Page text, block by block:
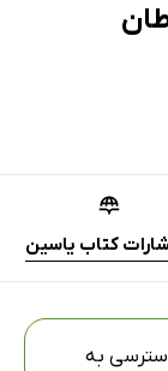
کتاب یاسین
به